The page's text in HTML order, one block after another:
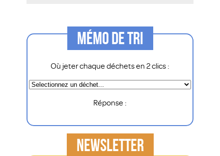
MÉMO DE TRI
Où jeter chaque déchets en 2 clics :
Réponse :
NEWSLETTER